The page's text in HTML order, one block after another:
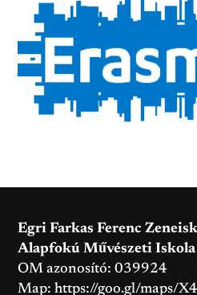
Egri Farkas Ferenc
Alapfokú Művészeti Iskola
OM azonosító: 039924
Map:https://goo.gl/maps/